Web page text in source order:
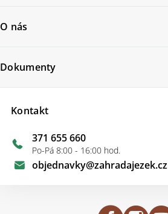
O nás
Kontakt
objednavky@zahradajezek.cz
371 655 660
Po-Pá 8:00 - 16:00 hod.
Dokumenty